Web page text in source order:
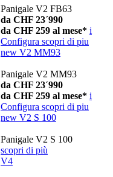
Panigale V2 FB63
da CHF 23´990
da CHF 259 al mese* i
Configura scopri di piu
new V2 MM93
Panigale V2 MM93
da CHF 23´990
da CHF 259 al mese* i
Configura scopri di piu
new V2 S 100
Panigale V2 S 100
scopri di più
V4